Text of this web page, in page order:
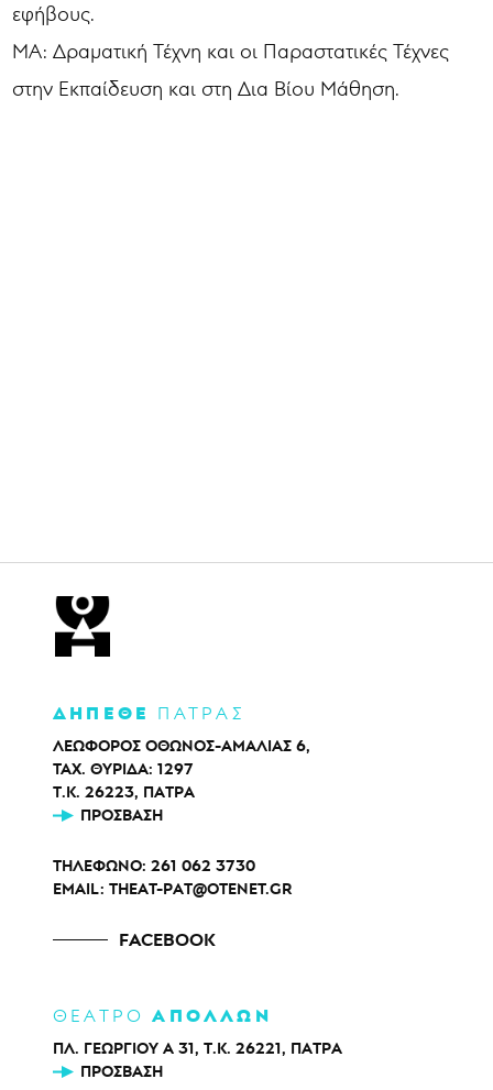
εφήβους.
MA: Δραματική Τέχνη και οι Παραστατικές Τέχνες
στην Εκπαίδευση και στη Δια Βίου Μάθηση.
ΔΗΠΕΘΕ ΠΑΤΡΑΣ
ΛΕΩΦΟΡΟΣ ΟΘΩΝΟΣ-ΑΜΑΛΙΑΣ 6,
ΤΑΧ. ΘΥΡΙΔΑ: 1297
Τ.Κ. 26223, ΠΑΤΡΑ
ΠΡΌΣΒΑΣΗ
ΤΗΛΕΦΩΝΟ: 261 062 3730
EMAIL: THEAT-PAT@OTENET.GR
FACEBOOK
ΘΕΑΤΡΟΑΠΟΛΛΩΝ
ΠΛ. ΓΕΩΡΓΙΟΥ Α 31, Τ.Κ. 26221, ΠΑΤΡΑ
ΠΡΌΣΒΑΣΗ